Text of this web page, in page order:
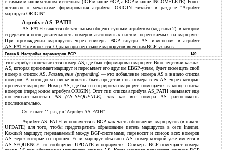
с самым младшим типом источника (IGP младше EGP, a EGP младше INCOMPLETE). Более
детально о механизме формирования атрибута ORIGIN читайте в разделе "Атрибут
маршрута ORIGIN".
Атрибут AS_PATH
AS_PATH является обязательным общедоступным атрибутом (код типа 2), в котором
содержится последовательность номеров автономных систем, пересекаемых на маршруте.
При прохождении маршрутов через спикеры BGP внутри AS, изменения в атрибут
AS_PATH не вносятся. Однако при пересылке маршрутов внешним BGP-узлам в
Глава 6. Настройка параметров BGP 149
этот атрибут подставляется номер AS, где был сформирован маршрут. Впоследствии каждая
AS, которая принимает маршрут и пересылает его другим EBGP-узлам, будет помещать свой
номер в список AS. Размещение (prepending) —это добавление номера AS в начало списка
номеров. В последнем списке должны быть представлены номера всех AS, через которые
пролегает маршрут. Номер AS, где был сгенерирован маршрут, помещается в конце списка
номеров (перед кодом атрибута ORIGIN). Этот тип списка атрибута AS_PATH называют еще
последовательностью AS(AS_SEQUENCE), так как все номера AS расположены
последовательно.
См. в главе 11 раздел "Атрибут AS_PATH"
Атрибут AS_PATH используется в BGP как часть обновления маршрутов (в пакете
UPDATE) для того, чтобы предотвратить образование петель маршрутов в сети Internet.
Каждый маршрут, передаваемый между BGP-системами, переносит и список всех номеров
AS, через которые он прошел. Если маршрут объявлен AS, номер которой уже имеется в
AS_SEQUENCE, то сообщение UPDATE игнорируется. Спикеры BGP помещают номера